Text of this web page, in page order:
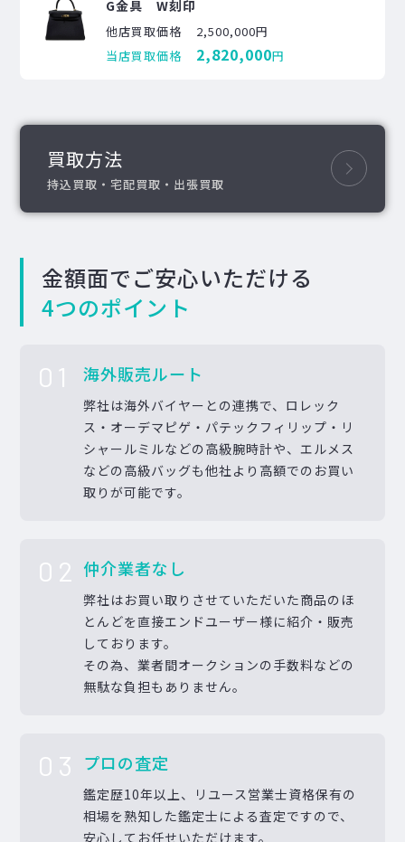
G金具 W刻印
他店買取価格
2,500,000円
当店買取価格
2,820,000円
買取方法
持込買取・宅配買取・出張買取
金額面でご安心いただける
4つのポイント
01 海外販売ルート
弊社は海外バイヤーとの連携で、ロレック
ス・オーデマピゲ・パテックフィリップ・リ
シャールミルなどの高級腕時計や、エルメス
などの高級バッグも他社より高額でのお買い
取りが可能です。
02 仲介業者なし
弊社はお買い取りさせていただいた商品のほ
とんどを直接エンドユーザー様に紹介・販売
しております。
その為、業者間オークションの手数料などの
無駄な負担もありません。
03 プロの査定
鑑定歴10年以上、リユース営業士資格保有の
相場を熟知した鑑定士による査定ですので、
安心してお任せいただけます。